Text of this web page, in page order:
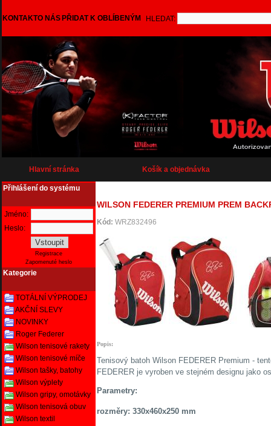
KONTAKTO NÁS PŘIDAT K OBLÍBENÝM HLEDAT:
Hlavní stránka Košík a objednávka
Přihlášení do systému
Jméno:
Heslo:
Registrace
Zapomenuté heslo
Kategorie
TOTÁLNÍ VÝPRODEJ
AKČNÍ SLEVY
NOVINKY
Roger Federer
Wilson tenisové rakety
Wilson tenisové míče
Wilson tašky, batohy
Wilson výplety
Wilson gripy, omotávky
Wilson tenisová obuv
Wilson textil
WILSON FEDERER PREMIUM PREM
Kód: WRZ832496
Popis:
Tenisový batoh Wilson FEDERER Premium -
FEDERER je vyroben ve stejném designu jako
Parametry:
rozměry: 330x460x250 mm